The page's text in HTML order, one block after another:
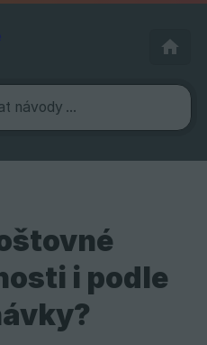
i podle